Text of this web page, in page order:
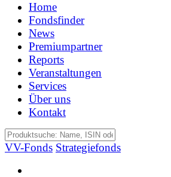
Home
Fondsfinder
News
Premiumpartner
Reports
Veranstaltungen
Services
Über uns
Kontakt
VV-Fonds Strategiefonds